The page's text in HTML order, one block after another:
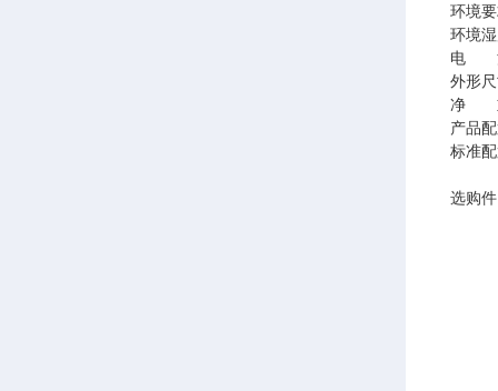
环境
环境
电
外形
净
产品
标准
选购